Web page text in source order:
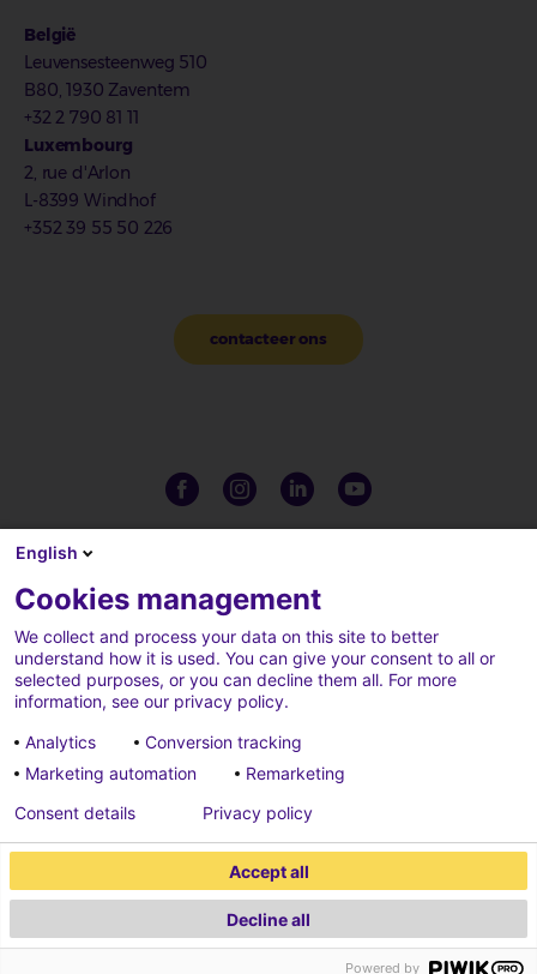
België
Leuvensesteenweg 510
B80, 1930 Zaventem
+32 2 790 81 11
Luxembourg
2, rue d'Arlon
L-8399 Windhof
+352 39 55 50 226
contacteer ons
Complaints Credits
Cookies parameters Data privacy charter
2026 ECONOCOM
English
Cookies management
We collect and process your data on this site to better
understand how it is used. You can give your consent to all or
selected purposes, or you can decline them all. For more
information, see our privacy policy.
Analytics
Conversion tracking
Marketing automation
Remarketing
Accept all
Decline all
Consent details Privacy policy
Powered by